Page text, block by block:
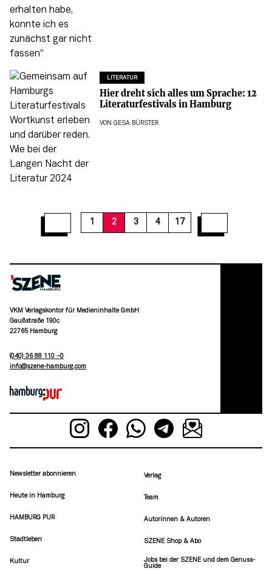
LITERATUR
Hier dreht sich alles um Sprache: 12
Literaturfestivals in Hamburg
VON GESA BÜRSTER
1 2 3 4 17
12 15 17
VKM Verlagskontor für Medieninhalte GmbH
Gaußstraße 190c
22765 Hamburg
(040) 36 88 110 –0
moc.grubmah-enezs@ofni
Newsletter abonnieren
Heute in Hamburg
HAMBURG PUR
Stadtleben
Kultur
Verlag
Team
Autorinnen & Autoren
SZENE Shop & Abo
Jobs bei der SZENE und dem Genuss-
Guide